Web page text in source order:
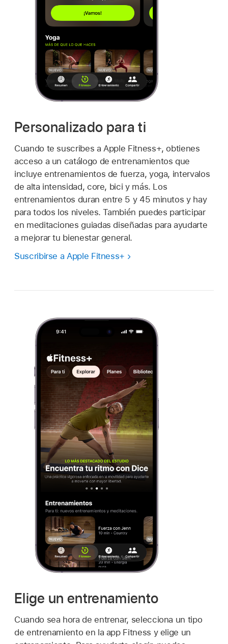
Personalizado para ti
Cuando te suscribes a Apple Fitness+, obtienes
acceso a un catálogo de entrenamientos que
incluye entrenamientos de fuerza, yoga, intervalos
de alta intensidad, core, bici y más. Los
entrenamientos duran entre 5 y 45 minutos y hay
para todos los niveles. También puedes participar
en meditaciones guiadas diseñadas para ayudarte
a mejorar tu bienestar general.
Suscribirse a Apple Fitness+
Elige un entrenamiento
Cuando sea hora de entrenar, selecciona un tipo
de entrenamiento en la app Fitness y elige un